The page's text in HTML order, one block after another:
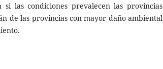
las condiciones prevalecen las provincias
de las provincias con mayor daño ambiental